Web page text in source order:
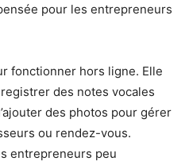
pour les entrepreneurs
fonctionner hors ligne. Elle
des notes vocales
des photos pour gérer
ou rendez-vous.
entrepreneurs peu